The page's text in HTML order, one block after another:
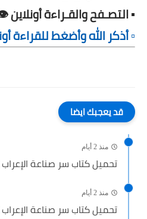
▪️ التصـفح والقـراءة أونلاين
▫️ أذكر الله وأضغط للقراءة
قد يعجبك ايضا
منذ 2 أيام
تحميل كتاب سر صناعة
منذ 2 أيام
تحميل كتاب سر صناعة